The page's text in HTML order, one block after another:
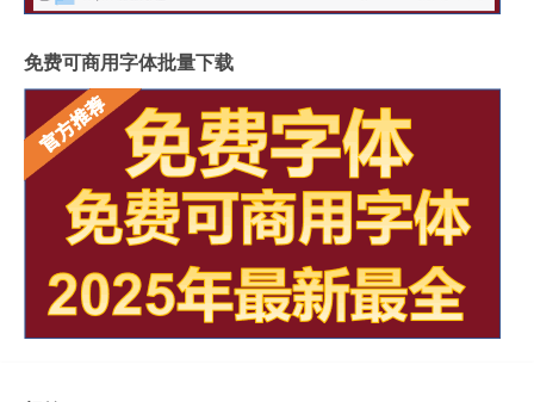
免费可商用字体批量下载